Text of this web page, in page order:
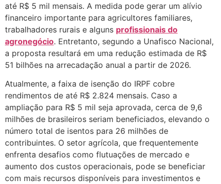
até R$ 5 mil mensais. A medida pode gerar um alívio
financeiro importante para agricultores familiares,
trabalhadores rurais e alguns profissionais do
agronegócio. Entretanto, segundo a Unafisco Nacional,
a proposta resultará em uma redução estimada de R$
51 bilhões na arrecadação anual a partir de 2026.
Atualmente, a faixa de isenção do IRPF cobre
rendimentos de até R$ 2.824 mensais. Caso a
ampliação para R$ 5 mil seja aprovada, cerca de 9,6
milhões de brasileiros seriam beneficiados, elevando o
número total de isentos para 26 milhões de
contribuintes. O setor agrícola, que frequentemente
enfrenta desafios como flutuações de mercado e
aumento dos custos operacionais, pode se beneficiar
com mais recursos disponíveis para investimentos e